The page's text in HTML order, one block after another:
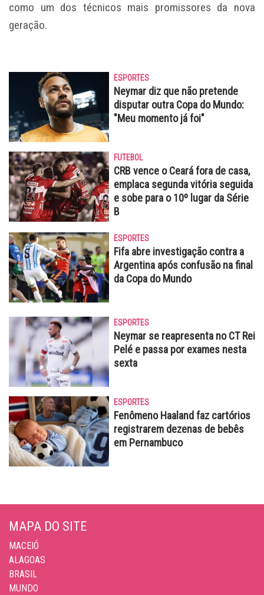
como um dos técnicos mais promissores da nova
geração.
ESPORTES
Neymar diz que não pretende
disputar outra Copa do Mundo:
"Meu momento já foi"
FUTEBOL
CRB vence o Ceará fora de casa,
emplaca segunda vitória seguida
e sobe para o 10º lugar da Série
B
ESPORTES
Fifa abre investigação contra a
Argentina após confusão na final
da Copa do Mundo
ESPORTES
Neymar se reapresenta no CT Rei
Pelé e passa por exames nesta
sexta
ESPORTES
Fenômeno Haaland faz cartórios
registrarem dezenas de bebês
em Pernambuco
MAPA DO SITE
MACEIÓ
ALAGOAS
BRASIL
MUNDO